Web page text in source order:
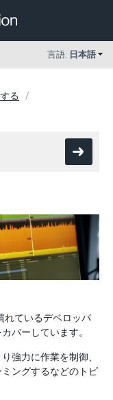
言語: 日本語
る
れているデベロッパ
バーしています。
強力に作業を制御、
ングするなどのトピ